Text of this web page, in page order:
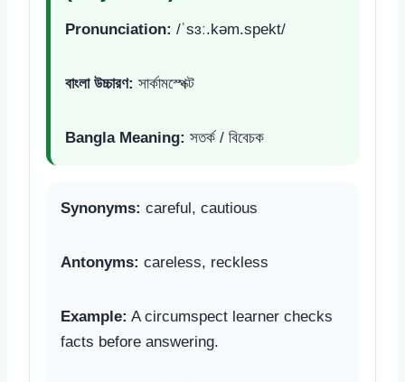
Pronunciation: /ˈsɜː.kəm.spekt/
বাংলা উচ্চারণ: সার্কামস্পেক্ট
Bangla Meaning: সতর্ক / বিবেচক
Synonyms: careful, cautious
Antonyms: careless, reckless
Example: A circumspect learner checks
facts before answering.